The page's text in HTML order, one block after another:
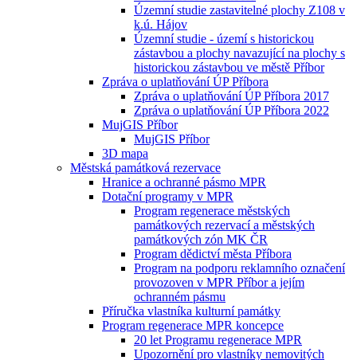
Územní studie zastavitelné plochy Z108 v
k.ú. Hájov
Územní studie - území s historickou
zástavbou a plochy navazující na plochy s
historickou zástavbou ve městě Příbor
Zpráva o uplatňování ÚP Příbora
Zpráva o uplatňování ÚP Příbora 2017
Zpráva o uplatňování ÚP Příbora 2022
MujGIS Příbor
MujGIS Příbor
3D mapa
Městská památková rezervace
Hranice a ochranné pásmo MPR
Dotační programy v MPR
Program regenerace městských
památkových rezervací a městských
památkových zón MK ČR
Program dědictví města Příbora
Program na podporu reklamního označení
provozoven v MPR Příbor a jejím
ochranném pásmu
Příručka vlastníka kulturní památky
Program regenerace MPR koncepce
20 let Programu regenerace MPR
Upozornění pro vlastníky nemovitých